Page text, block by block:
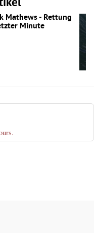
Mathews - Rettung
Minute